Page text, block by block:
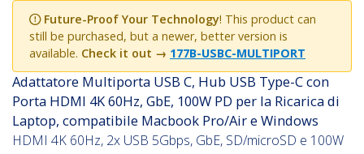
Future-Proof Your Technology! This product can
still be purchased, but a newer, better version is
available. Check it out → 177B-USBC-MULTIPORT
Adattatore Multiporta USB C, Hub USB Type-C con
Porta HDMI 4K 60Hz, GbE, 100W PD per la Ricarica di
Laptop, compatibile Macbook Pro/Air e Windows
HDMI 4K 60Hz, 2x USB 5Gbps, GbE, SD/microSD e 100W